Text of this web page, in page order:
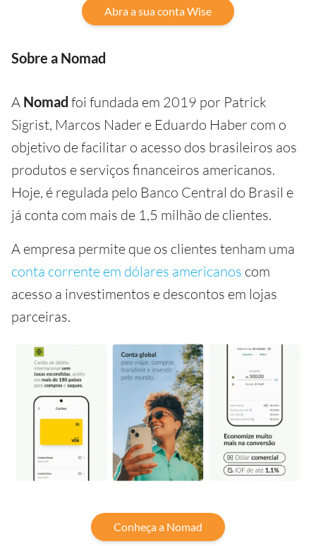
Abra a sua conta Wise
Sobre a Nomad
A Nomad foi fundada em 2019 por Patrick
Sigrist, Marcos Nader e Eduardo Haber com o
objetivo de facilitar o acesso dos brasileiros aos
produtos e serviços financeiros americanos.
Hoje, é regulada pelo Banco Central do Brasil e
já conta com mais de 1,5 milhão de clientes.
A empresa permite que os clientes tenham uma
conta corrente em dólares americanos com
acesso a investimentos e descontos em lojas
parceiras.
Conheça a Nomad